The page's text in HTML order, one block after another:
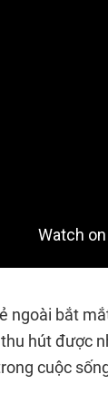
ngoài bắt
hút được
cuộc